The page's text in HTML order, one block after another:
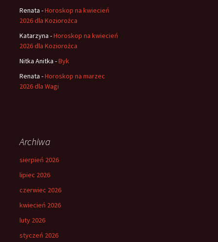
Renata -Horoskop na kwiecień
2026 dla Koziorożca
Katarzyna -Horoskop na kwiecień
2026 dla Koziorożca
Nitka Anitka -Byk
Renata -Horoskop na marzec
2026 dla Wagi
Archiwa
sierpień 2026
lipiec 2026
czerwiec 2026
kwiecień 2026
luty 2026
styczeń 2026